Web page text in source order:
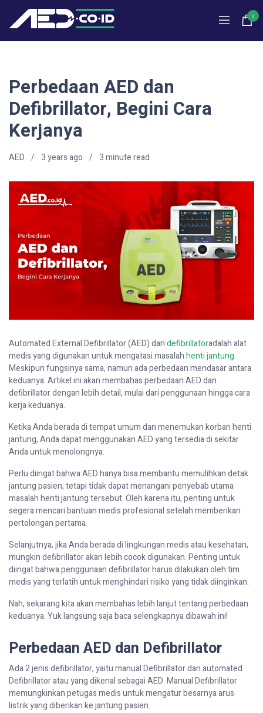
0
Perbedaan AED dan
Defibrillator, Begini Cara
Kerjanya
AED 3 years ago 3minute read
Automated External Defibrillator (AED) dandefibrillatoradalah alat
medis yang digunakan untuk mengatasi masalahhenti jantung.
Meskipun fungsinya sama, namun ada perbedaan mendasar antara
keduanya. Artikel ini akan membahas perbedaan AED dan
defibrillator dengan lebih detail, mulai dari penggunaan hingga cara
kerja keduanya.
Ketika Anda berada di tempat umum dan menemukan korban henti
jantung, Anda dapat menggunakan AED yang tersedia di sekitar
Anda untuk menolongnya.
Perlu diingat bahwa AED hanya bisa membantu memulihkan detak
jantung pasien, tetapi tidak dapat menangani penyebab utama
masalah henti jantung tersebut. Oleh karena itu, penting untuk
segera mencari bantuan medis profesional setelah memberikan
pertolongan pertama.
Selanjutnya, jika Anda berada di lingkungan medis atau kesehatan,
mungkin defibrillator akan lebih cocok digunakan. Penting untuk
diingat bahwa penggunaan defibrillator harus dilakukan oleh tim
medis yang terlatih untuk menghindari risiko yang tidak diinginkan.
Nah, sekarang kita akan membahas lebih lanjut tentang perbedaan
keduanya. Yuk langsung saja baca selengkapnya dibawah ini!
Perbedaan AED dan Defibrillator
Ada 2 jenis defibrillator, yaitu manual Defibrillator dan automated
Defibrillator atau yang dikenal sebagai AED. Manual Defibrillator
memungkinkan petugas medis untuk mengatur besarnya arus
listrik yang diberikan ke jantung pasien.